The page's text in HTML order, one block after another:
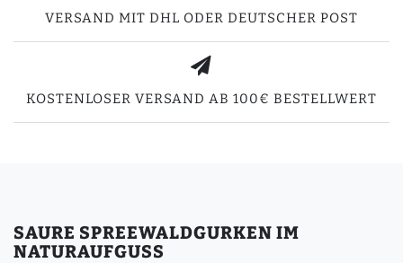
VERSAND MIT DHL ODER DEUTSCHER POST
KOSTENLOSER VERSAND AB 100€ BESTELLWERT
SAURE SPREEWALDGURKEN IM
NATURAUFGUSS